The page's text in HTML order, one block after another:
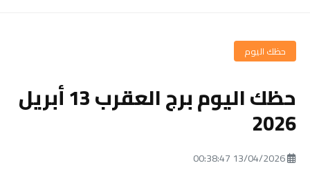
حظك اليوم
حظك اليوم برج العقرب 13 أبريل
2026